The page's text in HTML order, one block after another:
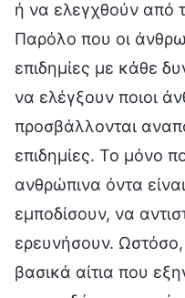
ή να ελεγχθούν από
Παρόλο που οι
επιδημίες με κάθε
να ελέγξουν ποιοι
προσβάλλονται
επιδημίες. Το μόνο
ανθρώπινα όντα
εμποδίσουν, να
ερευνήσουν. Ωστόσο,
βασικά αίτια που